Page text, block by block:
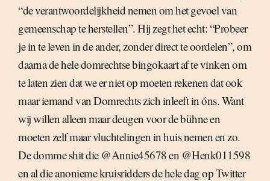
“de verantwoordelijkheid nemen om het gevoel van
gemeenschap te herstellen”. Hij zegt het echt: “Probeer
je in te leven in de ander, zonder direct te oordelen”, om
daarna de hele domrechtse bingokaart af te vinken om
te laten zien dat we er niet op moeten rekenen dat ook
maar iemand van Domrechts zich inleeft in óns. Want
wij willen alleen maar deugen voor de bühne en
moeten zelf maar vluchtelingen in huis nemen en zo.
De domme shit die @Annie45678 en @Henk011598
en al die anonieme kruisridders de hele dag op Twitter